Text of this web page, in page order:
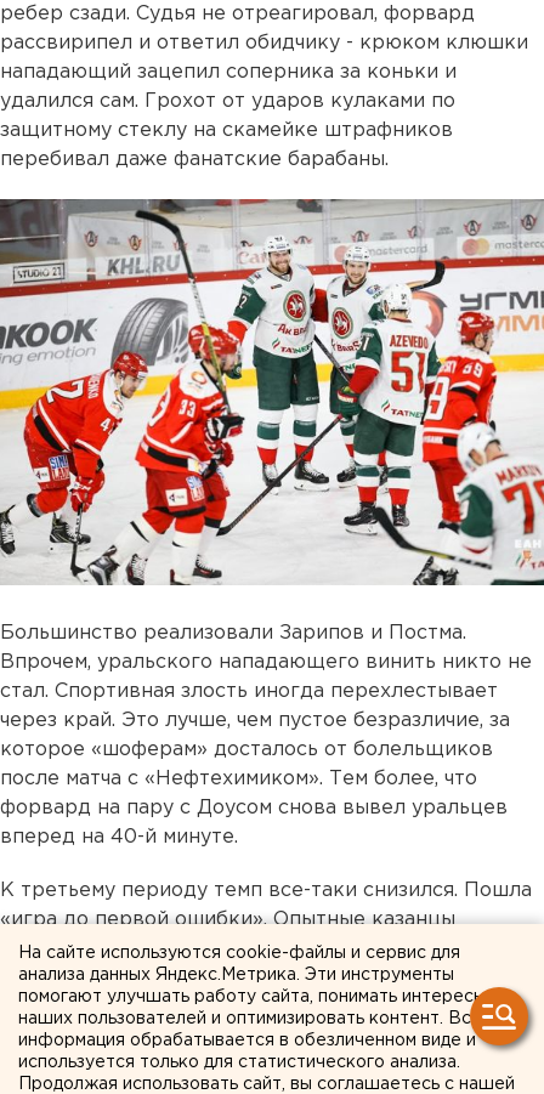
ребер сзади. Судья не отреагировал, форвард
рассвирипел и ответил обидчику - крюком клюшки
нападающий зацепил соперника за коньки и
удалился сам. Грохот от ударов кулаками по
защитному стеклу на скамейке штрафников
перебивал даже фанатские барабаны.
Большинство реализовали Зарипов и Постма.
Впрочем, уральского нападающего винить никто не
стал. Спортивная злость иногда перехлестывает
через край. Это лучше, чем пустое безразличие, за
которое «шоферам» досталось от болельщиков
после матча с «Нефтехимиком». Тем более, что
форвард на пару с Доусом снова вывел уральцев
вперед на 40-й минуте.
К третьему периоду темп все-таки снизился. Пошла
«игра до первой ошибки». Опытные казанцы
совладали с напряжением и снова восстановили
равенство. На 50-й Марков слепо отдал на пятак,
где первым на шайбе оказался Секач. Еще через две
минуты победную шайбу в большинстве забросил
Клинкхаммер.
На сайте используются cookie-файлы и сервис для
анализа данных Яндекс.Метрика. Эти инструменты
помогают улучшать работу сайта, понимать интересы
наших пользователей и оптимизировать контент. Вся
информация обрабатывается в обезличенном виде и
используется только для статистического анализа.
Продолжая использовать сайт, вы соглашаетесь с нашей